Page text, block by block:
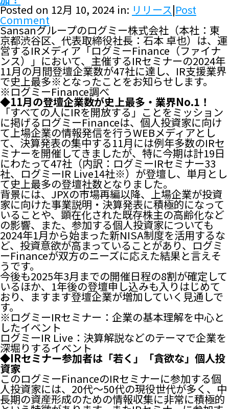
Posted on 12月 10, 2024 in: リリース|Post
Comment
Sansanグループのログミー株式会社（本社：東
京都渋谷区、代表取締役社長：石本 卓也）は、運
営するIRメディア「ログミーFinance（ファイナ
ンス）」において、主催するIRセミナーの2024年
11月の月間登壇企業数が47社に達し、IR支援業界
で史上最多※となったことをお知らせします。
※ログミーFinance調べ
◆11月の登壇企業数が史上最多・業界No.1！
「すべての人にIRを開放する」ことをミッション
に掲げるログミーFinanceは、個人投資家に向け
て上場企業の情報発信を行うWEBメディアとし
て、決算発表の集中する11月には例年多数のIRセ
ミナーを開催してきましたが、特に今期は計19日
にわたって47社（内訳：ログミーIRセミナー33
社、ログミーIR Live14社※）が登壇し、単月とし
て史上最多の登壇社数となりました。
背景には、JPXの市場再編以降、上場企業が投資
家に向けた事業説明・決算発表に積極的になって
いることや、顕在化された既存株主の高齢化など
の影響、また、参加する個人投資家についても
2024年1月から始まった新NISA制度を活用するな
ど、投資意欲が高まっていることがあり、ログミ
ーFinanceが双方のニーズに応えた結果と言えそ
うです。
今後も2025年3月までの開催日程の8割が確定して
いるほか、1年後の登壇申し込みも入りはじめて
おり、ますます登壇企業が増加していく見通しで
す。
※ログミーIRセミナー：企業の基本理解を中心と
したイベント
ログミーIR Live：決算解説などのテーマで企業を
深堀りするイベント
◆IRセミナー参加者は「若く」「貪欲な」個人投
資家
このログミーFinanceのIRセミナーに参加する個
人投資家には、20代〜50代の現役世代が多く、中
長期の資産形成のための情報収集に非常に積極的